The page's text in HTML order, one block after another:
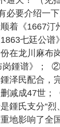
要介绍一
着《1667
七廷公
在龙川麻布
岗鍾谱》； ②
泽民配合，
减成47世
鍾氏支分“
地影响了全